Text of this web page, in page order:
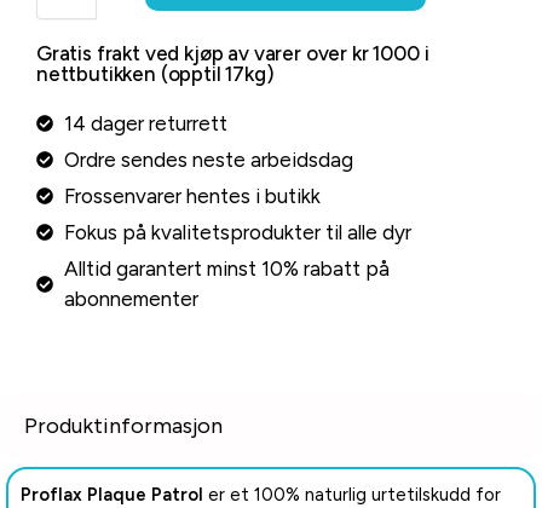
Gratis frakt ved kjøp av varer over kr 1000 i
nettbutikken (opptil 17kg)
14 dager returrett
Ordre sendes neste arbeidsdag
Frossenvarer hentes i butikk
Fokus på kvalitetsprodukter til alle dyr
Alltid garantert minst 10% rabatt på
abonnementer
Produktinformasjon
Proflax Plaque Patrol er et 100% naturlig urtetilskudd for